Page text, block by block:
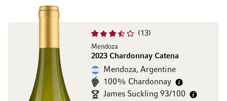
13
Mendoza
2023 Chardonnay Catena
Mendoza, Argentine
100% Chardonnay
James Suckling 93/100